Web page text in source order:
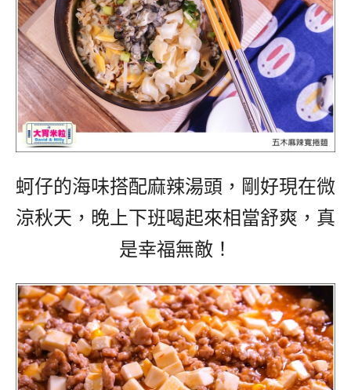
蚵仔的海味搭配麻辣湯頭，剛好現在微
涼秋天，晚上下班喝起來相當舒爽，真
是幸福無敵！